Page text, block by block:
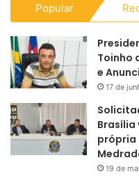
Popular
Toinho
e
17 de
própria
19 de